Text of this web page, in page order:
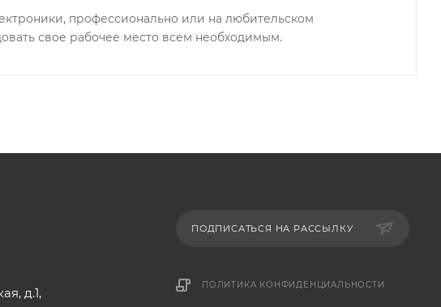
профессионально или на любительском
свое рабочее место всем необходимым.
д.1,
ПОДПИСАТЬСЯ НА РАССЫЛКУ
ПОЛИТИКА КОНФИДЕНЦИАЛЬНОСТИ